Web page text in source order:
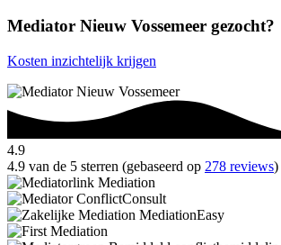
Mediator Nieuw Vossemeer gezocht?
Kosten inzichtelijk krijgen
4.9
4.9 van de 5 sterren (gebaseerd op 278 reviews)